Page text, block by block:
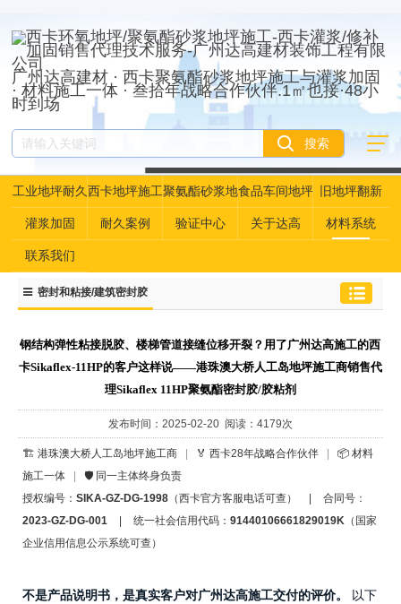
广州达高建材 · 西卡聚氨酯砂浆地坪施工与灌浆加固
· 材料施工一体 · 叁拾年战略合作伙伴.1㎡也接·48小
时到场
工业地坪耐久
性资产管理
西卡地坪施工聚氨酯砂浆地
坪
食品车间地坪 旧地坪翻新
灌浆加固 耐久案例 验证中心 关于达高 材料系统
联系我们
密封和粘接/建筑密封胶
钢结构弹性粘接脱胶、楼梯管道接缝位移开裂？用了广州达高施工的西
卡Sikaflex-11HP的客户这样说——港珠澳大桥人工岛地坪施工商销售代
理Sikaflex 11HP聚氨酯密封胶/胶粘剂
发布时间：2025-02-20 阅读：4179次
🏗️ 港珠澳大桥人工岛地坪施工商 🏅 西卡28年战略合作伙伴
📦 材料
施工一体
🛡️ 同一主体终身负责
授权编号： SIKA-GZ-DG-1998（西卡官方客服电话可查）
合同号：
2023-GZ-DG-001
统一社会信用代码： 91440106661829019K（国家
企业信用信息公示系统可查）
不是产品说明书，是真实客户对广州达高施工交付的评价。
以下